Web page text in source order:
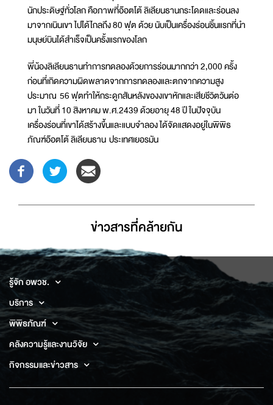
นักประดิษฐ์ทั่วโลก คือภาพที่อ๊อตโต้ ลิเลียนธานกระโดดและร่อนลง
มาจากเนินเขา ไปได้ไกลถึง 80 ฟุต ด้วย นับเป็นเครื่องร่อนชิ้นแรกที่นำ
มนุษย์บินได้สำเร็จเป็นครั้งแรกของโลก
พี่น้องลิเลียนธานทำการทดลองด้วยการร่อนมากกว่า 2,000 ครั้ง
ก่อนที่เกิดความผิดพลาดจากการทดลองและตกจากความสูง
ประมาณ 56 ฟุตทำให้กระดูกสันหลังของงเขาหักและเสียชีวิตวันต่อ
มา ในวันที่ 10 สิงหาคม พ.ศ.2439 ด้วยอายุ 48 ปี ในปัจจุบัน
เครื่องร่อนที่เขาได้สร้างขึ้นและแบบจำลอง ได้จัดแสดงอยู่ในพิพิธ
ภัณฑ์อ๊อตโต้ ลิเลียนธาน ประเทศเยอรมัน
ข่าวสารที่่คล้ายกัน
รู้จัก อพวช.
บริการ
พิพิธภัณฑ์
คลังความรู้และงานวิจัย
กิจกรรมและข่าวสาร